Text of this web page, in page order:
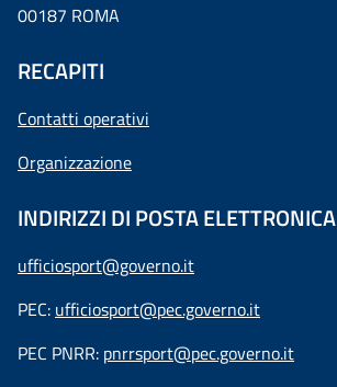
00187 ROMA
RECAPITI
Contatti operativi
Organizzazione
INDIRIZZI DI POSTA ELETTRONICA
ufficiosport@governo.it
PEC: ufficiosport@pec.governo.it
PEC PNRR: pnrrsport@pec.governo.it